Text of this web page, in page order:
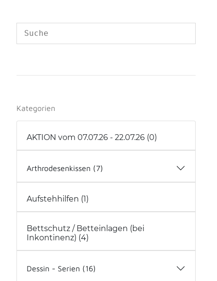
Kategorien
AKTION vom 07.07.26 - 22.07.26 (0)
Arthrodesenkissen (7)
Arthrodesenkissen mit Hilfsmittelnummer
(5)
Aufstehhilfen (1)
Bettschutz / Betteinlagen (bei
Inkontinenz) (4)
Dessin - Serien (16)